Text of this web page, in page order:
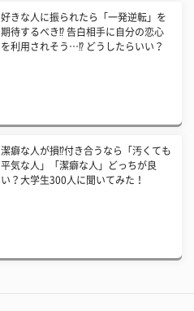
好きな人に振られたら「一発逆転」を
期待するべき⁉ 告白相手に自分の恋心
を利用されそう…⁉ どうしたらいい？
潔癖な人が損⁉付き合うなら「汚くても
平気な人」「潔癖な人」どっちが良
い？大学生300人に聞いてみた！